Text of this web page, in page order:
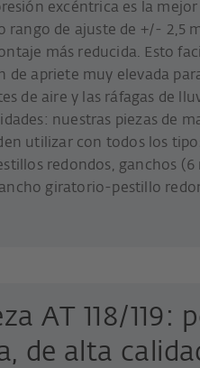
excéntrica es la
rango de ajuste de +/- 2,5
más reducida. Esto
de apriete muy elevada
de aire y las ráfagas de
nuestras piezas de
utilizar con todos los
redondos, ganchos
giratorio-pestillo
AT 118/119:
de alta